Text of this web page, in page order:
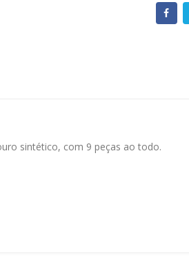
sintético, com 9 peças ao todo.